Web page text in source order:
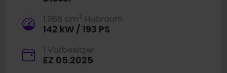
1.968 cm 3 Hubraum
142 kW / 193 PS
1 Vorbesitzer
EZ 05.2025